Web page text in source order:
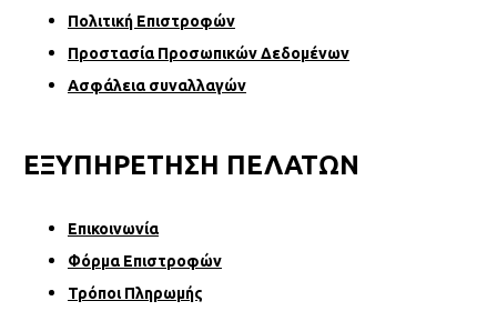
Πολιτική Επιστροφών
Προστασία Προσωπικών Δεδομένων
Ασφάλεια συναλλαγών
ΕΞΥΠΗΡΕΤΗΣΗ ΠΕΛΑΤΩΝ
Επικοινωνία
Φόρµα Επιστροφών
Τρόποι Πληρωμής